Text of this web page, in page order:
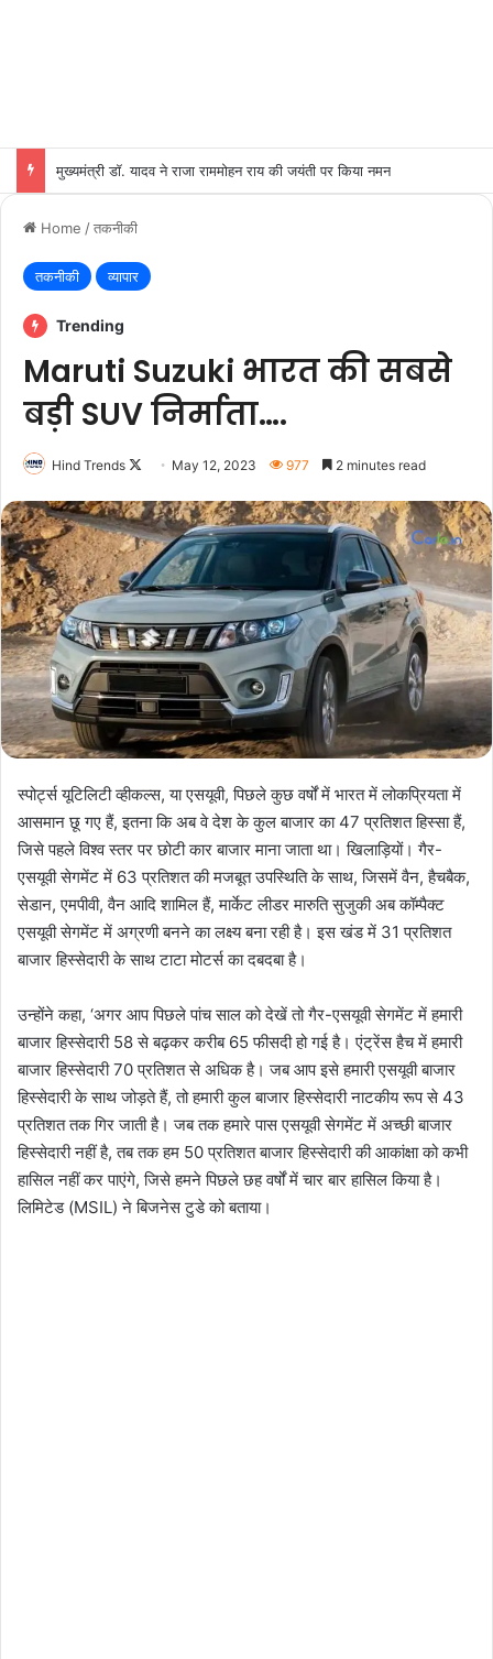
मुख्यमंत्री डॉ. यादव ने राजा राममोहन राय की जयंती पर किया नमन
Home /तकनीकी
तकनीकी व्यापार
Trending
Maruti Suzuki भारत की सबसे
बड़ी SUV निर्माता….
Hind Trends
Follow
X
May 12, 2023 977 2 minutes read
स्पोर्ट्स यूटिलिटी व्हीकल्स, या एसयूवी, पिछले कुछ वर्षों में भारत में लोकप्रियता में
आसमान छू गए हैं, इतना कि अब वे देश के कुल बाजार का 47 प्रतिशत हिस्सा हैं,
जिसे पहले विश्व स्तर पर छोटी कार बाजार माना जाता था। खिलाड़ियों। गैर-
एसयूवी सेगमेंट में 63 प्रतिशत की मजबूत उपस्थिति के साथ, जिसमें वैन, हैचबैक,
सेडान, एमपीवी, वैन आदि शामिल हैं, मार्केट लीडर मारुति सुजुकी अब कॉम्पैक्ट
एसयूवी सेगमेंट में अग्रणी बनने का लक्ष्य बना रही है। इस खंड में 31 प्रतिशत
बाजार हिस्सेदारी के साथ टाटा मोटर्स का दबदबा है।
उन्होंने कहा, ‘अगर आप पिछले पांच साल को देखें तो गैर-एसयूवी सेगमेंट में हमारी
बाजार हिस्सेदारी 58 से बढ़कर करीब 65 फीसदी हो गई है। एंट्रेंस हैच में हमारी
बाजार हिस्सेदारी 70 प्रतिशत से अधिक है। जब आप इसे हमारी एसयूवी बाजार
हिस्सेदारी के साथ जोड़ते हैं, तो हमारी कुल बाजार हिस्सेदारी नाटकीय रूप से 43
प्रतिशत तक गिर जाती है। जब तक हमारे पास एसयूवी सेगमेंट में अच्छी बाजार
हिस्सेदारी नहीं है, तब तक हम 50 प्रतिशत बाजार हिस्सेदारी की आकांक्षा को कभी
हासिल नहीं कर पाएंगे, जिसे हमने पिछले छह वर्षों में चार बार हासिल किया है।
लिमिटेड (MSIL) ने बिजनेस टुडे को बताया।